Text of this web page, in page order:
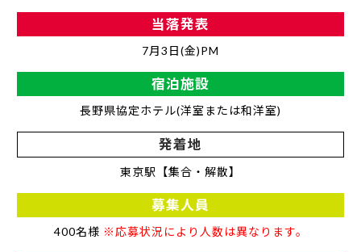
当落発表
7月3日(金)PM
宿泊施設
長野県協定ホテル(洋室または和洋室)
発着地
東京駅【集合・解散】
募集人員
400名様 ※応募状況により人数は異なります。